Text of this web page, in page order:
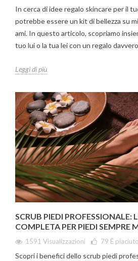
In cerca di idee regalo skincare per il
potrebbe essere un kit di bellezza su
ami. In questo articolo, scopriamo
tuo lui o la tua lei con un regalo
Leggi di più
SCRUB PIEDI PROFESSIONALE:
COMPLETA PER PIEDI SEMPRE
1591 Visualizzazioni 79 È piaciuto
Scopri i benefici dello scrub piedi